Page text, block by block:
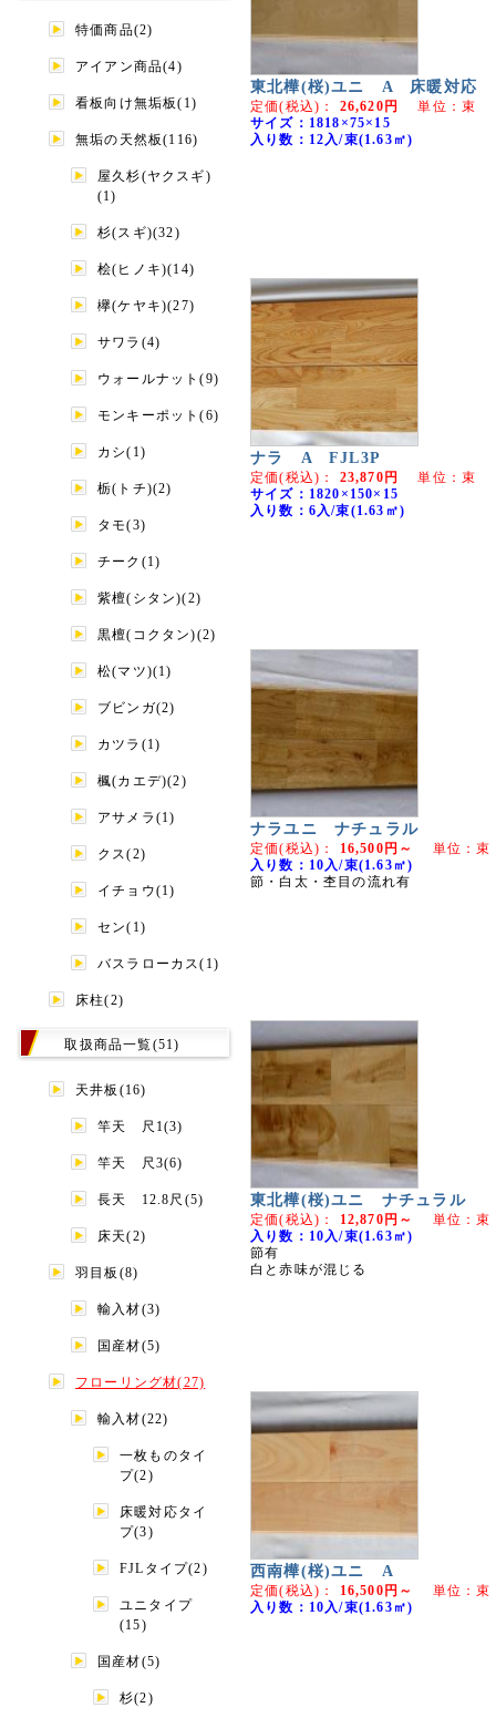
特価商品(2)
アイアン商品(4)
看板向け無垢板(1)
無垢の天然板(116)
屋久杉(ヤクスギ)
(1)
杉(スギ)(32)
桧(ヒノキ)(14)
欅(ケヤキ)(27)
サワラ(4)
ウォールナット(9)
モンキーポット(6)
カシ(1)
栃(トチ)(2)
タモ(3)
チーク(1)
紫檀(シタン)(2)
黒檀(コクタン)(2)
松(マツ)(1)
ブビンガ(2)
カツラ(1)
楓(カエデ)(2)
アサメラ(1)
クス(2)
イチョウ(1)
セン(1)
バスラローカス(1)
床柱(2)
取扱商品一覧(51)
天井板(16)
竿天 尺1(3)
竿天 尺3(6)
長天 12.8尺(5)
床天(2)
羽目板(8)
輸入材(3)
国産材(5)
フローリング材(27)
輸入材(22)
一枚ものタイ
プ(2)
床暖対応タイ
プ(3)
FJLタイプ(2)
ユニタイプ
(15)
国産材(5)
杉(2)
東北樺(桜)ユニ A 床暖対応
定価(税込)： 26,620円
単位：束
サイズ：1818×75×15
入り数：12入/束(1.63㎡)
ナラ A FJL3P
定価(税込)： 23,870円
単位：束
サイズ：1820×150×15
入り数：6入/束(1.63㎡)
ナラユニ ナチュラル
定価(税込)： 16,500円～
単位：束
入り数：10入/束(1.63㎡)
節・白太・杢目の流れ有
東北樺(桜)ユニ ナチュラル
定価(税込)： 12,870円～
単位：束
入り数：10入/束(1.63㎡)
節有
白と赤味が混じる
西南樺(桜)ユニ A
定価(税込)： 16,500円～
単位：束
入り数：10入/束(1.63㎡)